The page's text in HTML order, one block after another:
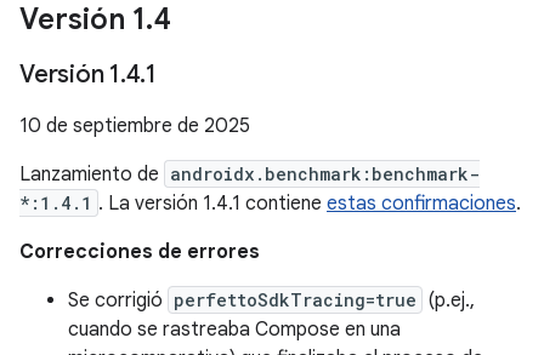
Versión 1.4
Versión 1.4.1
10 de septiembre de 2025
Lanzamiento de androidx.benchmark:benchmark-
*:1.4.1 . La versión 1.4.1 contiene estas confirmaciones.
Correcciones de errores
Se corrigió perfettoSdkTracing=true (p.ej.,
cuando se rastreaba Compose en una